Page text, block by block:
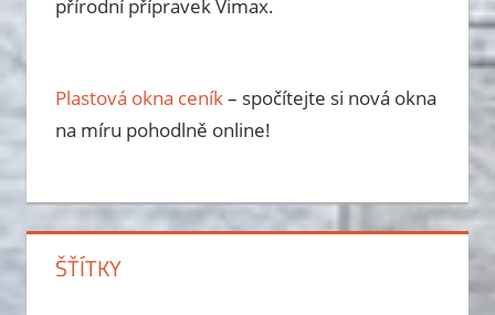
přírodní přípravek Vimax.
Plastová okna ceník– spočítejte si nová okna
na míru pohodlně online!
ŠŤÍTKY